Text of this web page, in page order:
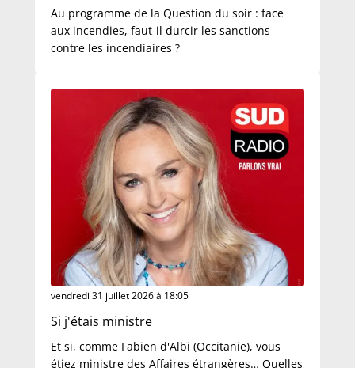
Au programme de la Question du soir : face
aux incendies, faut-il durcir les sanctions
contre les incendiaires ?
vendredi 31 juillet 2026 à 18:05
Si j'étais ministre
Et si, comme Fabien d'Albi (Occitanie), vous
étiez ministre des Affaires étrangères… Quelles